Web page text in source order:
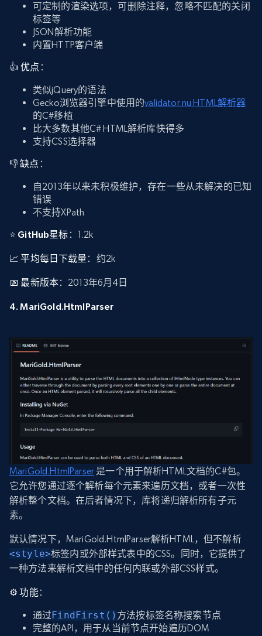
可定制的渲染选项，可删除注释，忽略不匹配的关闭
标签等
JSON解析功能
内置HTTP客户端
👍优点 ：
类似jQuery的语法
Gecko浏览器引擎中使用的validator.nu HTML解析器
的C#移植
比大多数其他C# HTML解析库快得多
支持CSS选择器
👎缺点 ：
自2013年以来未积极维护，存在一些从未解决的已知
错误
不支持XPath
⭐ GitHub星标 ：1.2k
📈 平均每日下载量：约2k
📅 最新版本：2013年6月4日
4. MariGold.HtmlParser
MariGold.HtmlParser 是一个用于解析HTML文档的C#包。
它允许您通过逐个解析每个元素来遍历文档，或者一次性
解析整个文档。在后者情况下，库将递归解析所有子元
素。
默认情况下，MariGold.HtmlParser解析HTML，但不解析
<style>标签内或外部样式表中的CSS。同时，它提供了
一种方法来解析文档中的任何内联或外部CSS样式。
⚙️ 功能：
通过FindFirst() 方法按标签名称搜索节点
完整的API，用于从当前节点开始遍历DOM